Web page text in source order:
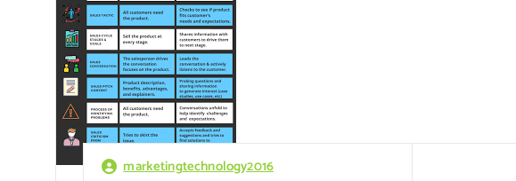
marketingtechnology2016